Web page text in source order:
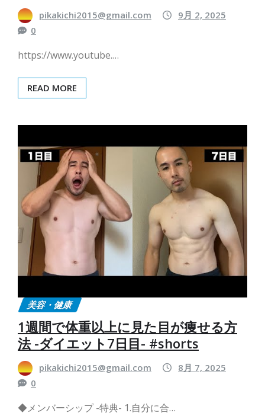
pikakichi2015@gmail.com
9月 2, 2025
0
https://www.youtube.…
READ MORE
美容・健康
1週間で体重以上に見た目が痩せる方
法 -ダイエット7日目- #shorts
pikakichi2015@gmail.com
8月 7, 2025
0
◆メンバーシップ -特典- 1.自分に合…